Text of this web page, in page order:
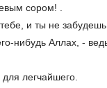
сором! .
и ты не забудешь,
нибудь Аллах, -
легчайшего.